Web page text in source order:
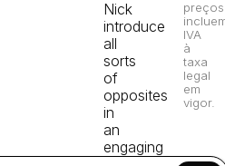
Nick
introduce
all
sorts
of
opposites
in
an
engaging
preços
IVA
à
taxa
legal
em
vigor.